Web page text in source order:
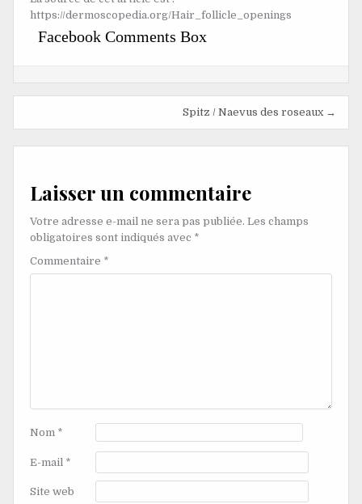
https://dermoscopedia.org/Hair_follicle_openings
Facebook Comments Box
de
Spitz / Naevus des roseaux →
Laisser un commentaire
Votre adresse e-mail ne sera pas publiée. Les champs
obligatoires sont indiqués avec *
Commentaire *
Nom *
E-mail *
Site web